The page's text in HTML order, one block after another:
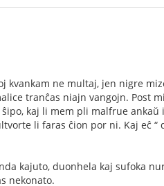
kvankam ne multaj, jen nigre
tranĉas niajn vangojn. Post
kaj li mem pli malfrue ankaŭ
li faras ĉion por ni. Kaj eĉ “
kajuto, duonhela kaj sufoka
nekonato.